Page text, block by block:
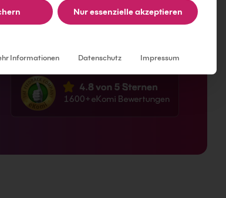
oder im gezielten
Nur essenzielle akzeptieren
Informationen Datenschutz Impressum